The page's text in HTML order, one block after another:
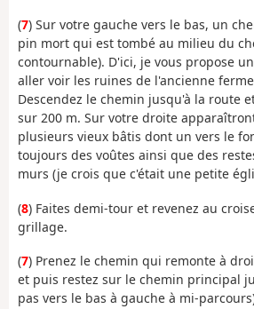
(7) Sur votre gauche vers le bas, un
pin mort qui est tombé au milieu du
contournable). D'ici, je vous propose
aller voir les ruines de l'ancienne
Descendez le chemin jusqu'à la route
sur 200 m. Sur votre droite
plusieurs vieux bâtis dont un vers le
toujours des voûtes ainsi que des
murs (je crois que c'était une petite
(8) Faites demi-tour et revenez au
grillage.
(7) Prenez le chemin qui remonte à
et puis restez sur le chemin principal
pas vers le bas à gauche à mi-